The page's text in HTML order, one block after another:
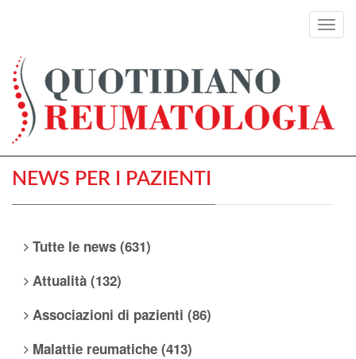
NEWS PER I PAZIENTI
Tutte le news (631)
Attualità (132)
Associazioni di pazienti (86)
Malattie reumatiche (413)